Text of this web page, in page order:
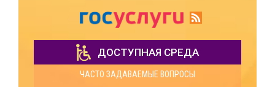
ДОСТУПНАЯ СРЕДА
ЧАСТО ЗАДАВАЕМЫЕ ВОПРОСЫ